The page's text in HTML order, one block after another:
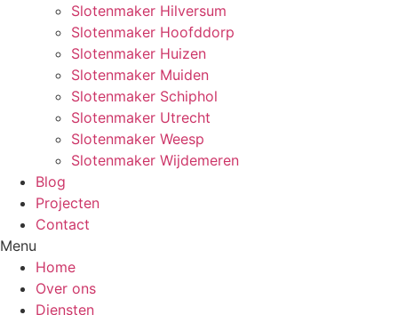
Slotenmaker Hilversum
Slotenmaker Hoofddorp
Slotenmaker Huizen
Slotenmaker Muiden
Slotenmaker Schiphol
Slotenmaker Utrecht
Slotenmaker Weesp
Slotenmaker Wijdemeren
Blog
Projecten
Contact
Menu
Home
Over ons
Diensten